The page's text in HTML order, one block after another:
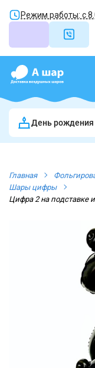
Режим работы: с
День рождения
Главная
Шары цифры
Цифра 2 на подставке